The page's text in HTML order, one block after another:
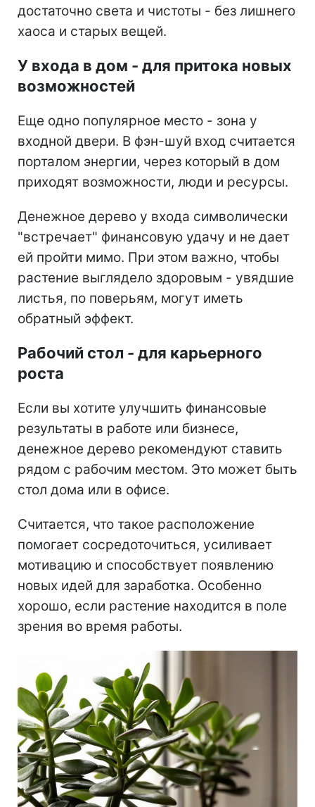
достаточно света и чистоты - без лишнего
хаоса и старых вещей.
У входа в дом - для притока новых
возможностей
Еще одно популярное место - зона у
входной двери. В фэн-шуй вход считается
порталом энергии, через который в дом
приходят возможности, люди и ресурсы.
Денежное дерево у входа символически
"встречает" финансовую удачу и не дает
ей пройти мимо. При этом важно, чтобы
растение выглядело здоровым - увядшие
листья, по поверьям, могут иметь
обратный эффект.
Рабочий стол - для карьерного
роста
Если вы хотите улучшить финансовые
результаты в работе или бизнесе,
денежное дерево рекомендуют ставить
рядом с рабочим местом. Это может быть
стол дома или в офисе.
Считается, что такое расположение
помогает сосредоточиться, усиливает
мотивацию и способствует появлению
новых идей для заработка. Особенно
хорошо, если растение находится в поле
зрения во время работы.